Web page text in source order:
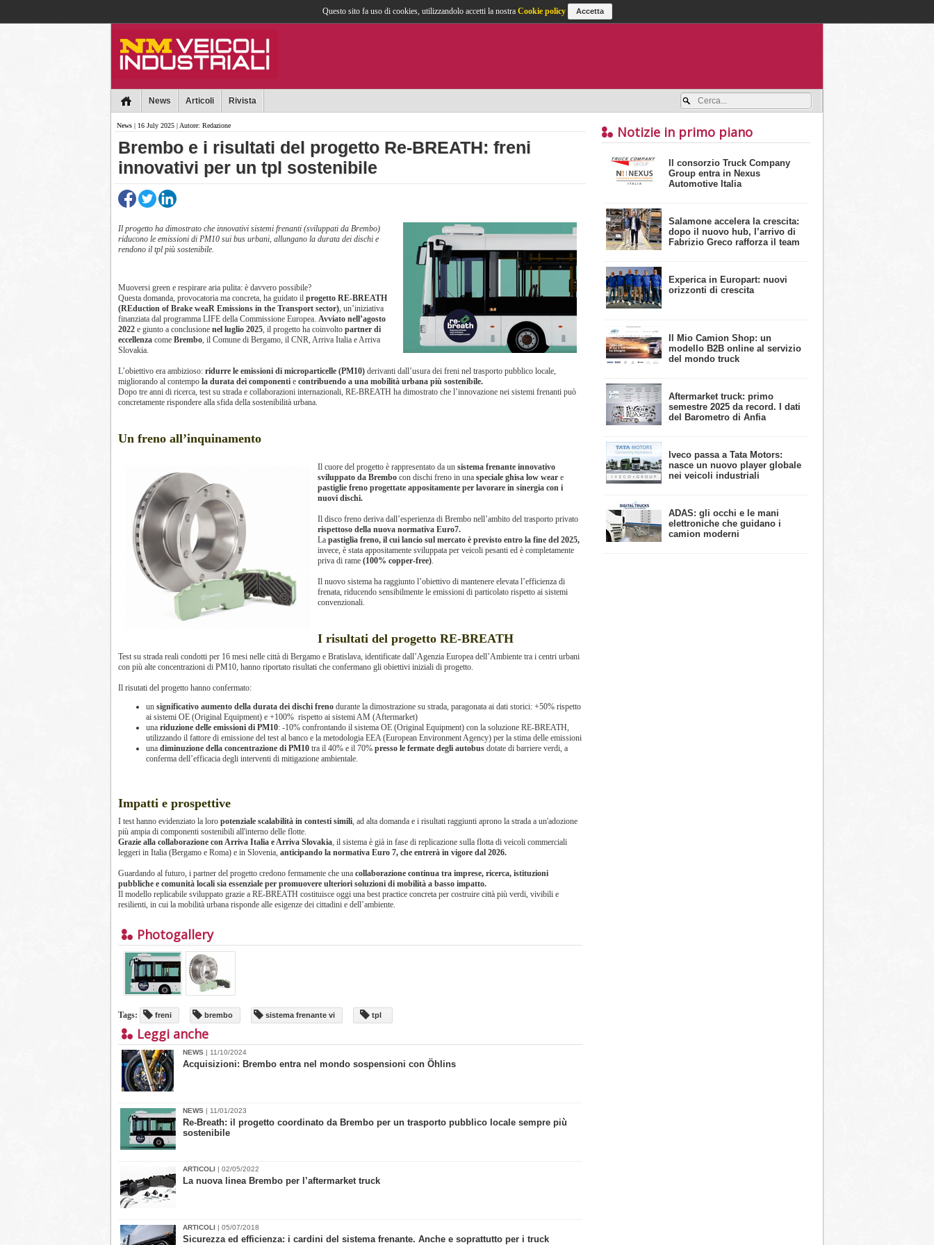
News Articoli Rivista
Notizie in primo piano
Il consorzio Truck Company
Group entra in Nexus
Automotive Italia
Salamone accelera la crescita:
dopo il nuovo hub, l’arrivo di
Fabrizio Greco rafforza il team
Experica in Europart: nuovi
orizzonti di crescita
​Il Mio Camion Shop: un
modello B2B online al servizio
del mondo truck
Aftermarket truck: primo
semestre 2025 da record. I dati
del Barometro di Anfia
Iveco passa a Tata Motors:
nasce un nuovo player globale
nei veicoli industriali
ADAS: gli occhi e le mani
elettroniche che guidano i
camion moderni
News | 16 July 2025 | Autore: Redazione
Brembo e i risultati del progetto Re-BREATH: freni
innovativi per un tpl sostenibile
Il progetto ha dimostrato che innovativi sistemi frenanti (sviluppati da Brembo)
riducono le emissioni di PM10 sui bus urbani, allungano la durata dei dischi e
rendono il tpl più sostenibile.
Muoversi green e respirare aria pulita: è davvero possibile?
Questa domanda, provocatoria ma concreta, ha guidato il progetto RE-BREATH
(REduction of Brake weaR Emissions in the Transport sector), un’iniziativa
finanziata dal programma LIFE della Commissione Europea. Avviato nell’agosto
2022 e giunto a conclusione nel luglio 2025, il progetto ha coinvolto partner di
eccellenza come Brembo, il Comune di Bergamo, il CNR, Arriva Italia e Arriva
Slovakia.
L’obiettivo era ambizioso: ridurre le emissioni di microparticelle (PM10) derivanti dall’usura dei freni nel trasporto pubblico locale,
migliorando al contempo la durata dei componenti e contribuendo a una mobilità urbana più sostenibile.
Dopo tre anni di ricerca, test su strada e collaborazioni internazionali, RE-BREATH ha dimostrato che l’innovazione nei sistemi frenanti può
concretamente rispondere alla sfida della sostenibilità urbana.
Un freno all’inquinamento
Il cuore del progetto è rappresentato da unsistema frenante innovativo
sviluppato da Brembo con dischi freno in una speciale ghisa low wear e
pastiglie freno progettate appositamente per lavorare in sinergia con i
nuovi dischi.
Il disco freno deriva dall’esperienza di Brembo nell’ambito del trasporto privato
rispettoso della nuova normativa Euro7.
Lapastiglia freno, il cui lancio sul mercato è previsto entro la fine del 2025,
invece, è stata appositamente sviluppata per veicoli pesanti ed è completamente
priva di rame(100% copper-free).
Il nuovo sistema ha raggiunto l’obiettivo di mantenere elevata l’efficienza di
frenata, riducendo sensibilmente le emissioni di particolato rispetto ai sistemi
convenzionali.
I risultati del progetto RE-BREATH
Test su strada reali condotti per 16 mesi nelle città di Bergamo e Bratislava, identificate dall’Agenzia Europea dell’Ambiente tra i centri urbani
con più alte concentrazioni di PM10, hanno riportato risultati che confermano gli obiettivi iniziali di progetto.
Il risutati del progetto hanno confermato:
un significativo aumento della durata dei dischi freno durante la dimostrazione su strada, paragonata ai dati storici: +50% rispetto
ai sistemi OE (Original Equipment) e +100% rispetto ai sistemi AM (Aftermarket)
una riduzione delle emissioni di PM10: -10% confrontando il sistema OE (Original Equipment) con la soluzione RE-BREATH,
utilizzando il fattore di emissione del test al banco e la metodologia EEA (European Environment Agency) per la stima delle emissioni
una diminuzione della concentrazione di PM10 tra il 40% e il 70% presso le fermate degli autobus dotate di barriere verdi, a
conferma dell’efficacia degli interventi di mitigazione ambientale.
Impatti e prospettive
I test hanno evidenziato la loro potenziale scalabilità in contesti simili, ad alta domanda e i risultati raggiunti aprono la strada a un'adozione
più ampia di componenti sostenibili all'interno delle flotte.
Grazie alla collaborazione con Arriva Italia e Arriva Slovakia, il sistema è già in fase di replicazione sulla flotta di veicoli commerciali
leggeri in Italia (Bergamo e Roma) e in Slovenia, anticipando la normativa Euro 7, che entrerà in vigore dal 2026.
Guardando al futuro, i partner del progetto credono fermamente che una collaborazione continua tra imprese, ricerca, istituzioni
pubbliche e comunità locali sia essenziale per promuovere ulteriori soluzioni di mobilità a basso impatto.
Il modello replicabile sviluppato grazie a RE-BREATH costituisce oggi una best practice concreta per costruire città più verdi, vivibili e
resilienti, in cui la mobilità urbana risponde alle esigenze dei cittadini e dell’ambiente.
Photogallery
Tags: freni brembo sistema frenante vi tpl
Leggi anche
NEWS | 11/10/2024
Acquisizioni: Brembo entra nel mondo sospensioni con Öhlins
NEWS | 11/01/2023
Re-Breath: il progetto coordinato da Brembo per un trasporto pubblico locale sempre più
sostenibile
ARTICOLI | 02/05/2022
La nuova linea Brembo per l’aftermarket truck
ARTICOLI | 05/07/2018
Sicurezza ed efficienza: i cardini del sistema frenante. Anche e soprattutto per i truck
Questo sito fa uso di cookies, utilizzandolo accetti la nostra Cookie policy Accetta